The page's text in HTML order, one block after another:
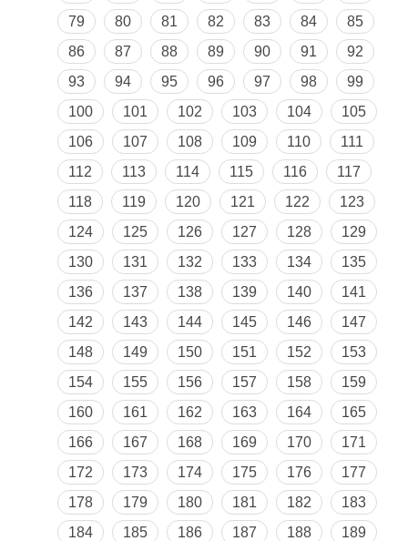
79
80 81 82 83 84
85
86
87 88 89 90 91
92
93
94 95 96 97 98
99
100
101 102 103 104
105
106
107 108 109 110
111
112
113 114 115 116
117
118
119 120 121 122
123
124
125 126 127 128
129
130
131 132 133 134
135
136
137 138 139 140
141
142
143 144 145 146
147
148
149 150 151 152
153
154
155 156 157 158
159
160
161 162 163 164
165
166
167 168 169 170
171
172
173 174 175 176
177
178
179 180 181 182
183
184
185 186 187 188
189